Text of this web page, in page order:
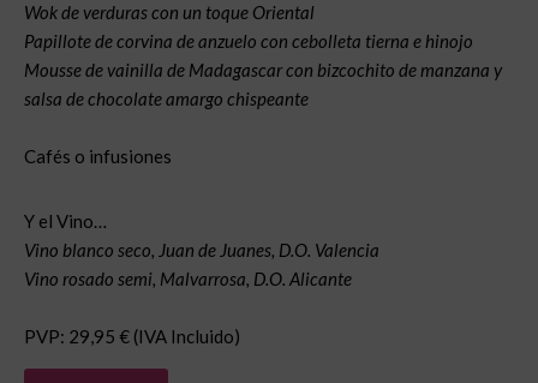
Wok de verduras con un toque Oriental
Papillote de corvina de anzuelo con cebolleta tierna e hinojo
Mousse de vainilla de Madagascar con bizcochito de manzana y
salsa de chocolate amargo chispeante
Cafés o infusiones
Y el Vino…
Vino blanco seco, Juan de Juanes, D.O. Valencia
Vino rosado semi, Malvarrosa, D.O. Alicante
PVP: 29,95 € (IVA Incluido)